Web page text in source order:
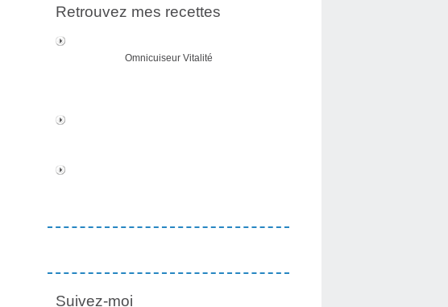
Retrouvez mes recettes
Omnicuiseur Vitalité
Suivez-moi